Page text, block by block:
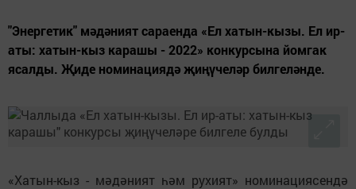
"Энергетик" мәдәният сараенда «Ел хатын-кызы. Ел ир-
аты: хатын-кыз карашы - 2022» конкурсына йомгак
ясалды. Җиде номинациядә җиңүчеләр билгеләнде.
«Хатын-кыз - мәдәният һәм рухият» номинациясендә